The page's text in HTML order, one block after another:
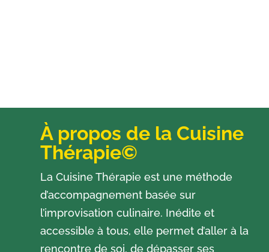
À propos de la Cuisine
Thérapie©
La Cuisine Thérapie est une méthode
d’accompagnement basée sur
l’improvisation culinaire. Inédite et
accessible à tous, elle permet d’aller à la
rencontre de soi, de dépasser ses